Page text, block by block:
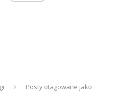
Posty otagowane jako